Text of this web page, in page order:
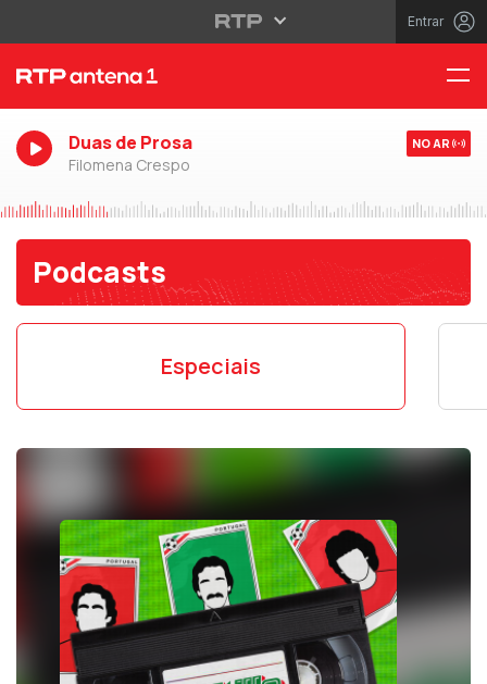
Entrar
Duas de Prosa
Filomena Crespo
NO AR
Podcasts
Especiais